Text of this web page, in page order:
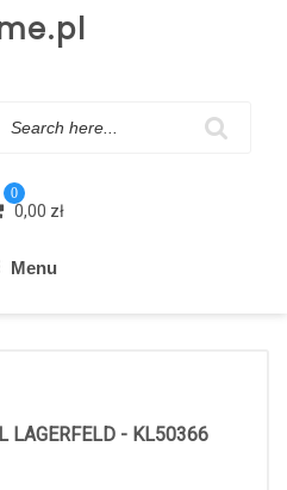
0
0,00 zł
Menu
LAGERFELD - KL50366